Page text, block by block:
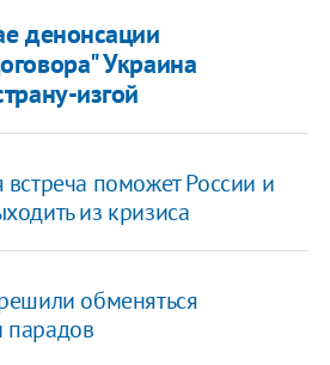
денонсации
Украина
изгой
поможет России и
из кризиса
обменяться
парадов